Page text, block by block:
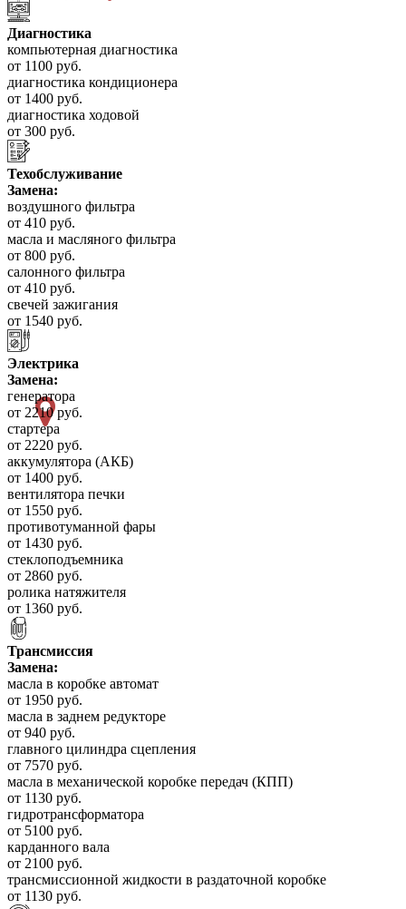
Диагностика
компьютерная диагностика
от 1100 руб.
диагностика кондиционера
от 1400 руб.
диагностика ходовой
от 300 руб.
Техобслуживание
Замена:
воздушного фильтра
от 410 руб.
масла и масляного фильтра
от 800 руб.
салонного фильтра
от 410 руб.
свечей зажигания
от 1540 руб.
Электрика
Замена:
генератора
от 2210 руб.
стартера
от 2220 руб.
аккумулятора (АКБ)
от 1400 руб.
вентилятора печки
от 1550 руб.
противотуманной фары
от 1430 руб.
стеклоподъемника
от 2860 руб.
ролика натяжителя
от 1360 руб.
Трансмиссия
Замена:
масла в коробке автомат
от 1950 руб.
масла в заднем редукторе
от 940 руб.
главного цилиндра сцепления
от 7570 руб.
масла в механической коробке передач (КПП)
от 1130 руб.
гидротрансформатора
от 5100 руб.
карданного вала
от 2100 руб.
трансмиссионной жидкости в раздаточной коробке
от 1130 руб.